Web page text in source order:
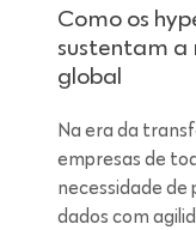
Como os
sustentam a
global
Na era da
empresas de
necessidade de
dados com